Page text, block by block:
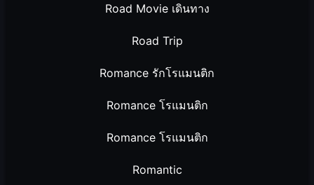
Road Movie เดินทาง
Road Trip
Romance รักโรแมนติก
Romance โรแมนติก
Romance โรแมนติก
Romantic